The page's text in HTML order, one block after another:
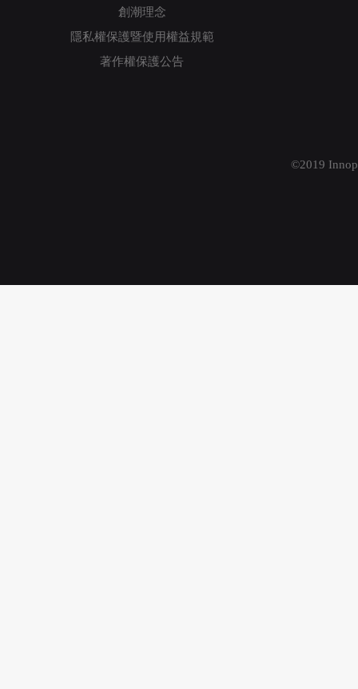
創潮理念
隱私權保護暨使用權益規範
著作權保護公告
©2019